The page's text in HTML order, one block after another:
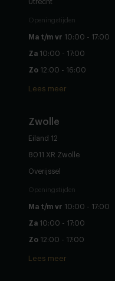
Utrecht
Openingstijden
Ma t/m vr 10:00 - 17:00
Za 10:00 - 17:00
Zo 12:00 - 16:00
Lees meer
Zwolle
Eiland 12
8011 XR Zwolle
Overijssel
Openingstijden
Ma t/m vr 10:00 - 17:00
Za 10:00 - 17:00
Zo 12:00 - 17:00
Lees meer